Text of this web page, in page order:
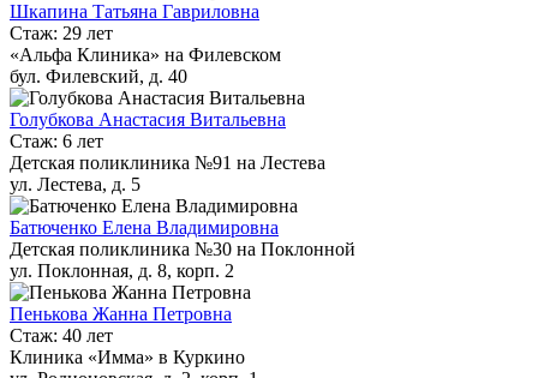
Шкапина Татьяна Гавриловна
Стаж: 29 лет
«Альфа Клиника» на Филевском
бул. Филевский, д. 40
Голубкова Анастасия Витальевна
Стаж: 6 лет
Детская поликлиника №91 на Лестева
ул. Лестева, д. 5
Батюченко Елена Владимировна
Детская поликлиника №30 на Поклонной
ул. Поклонная, д. 8, корп. 2
Пенькова Жанна Петровна
Стаж: 40 лет
Клиника «Имма» в Куркино